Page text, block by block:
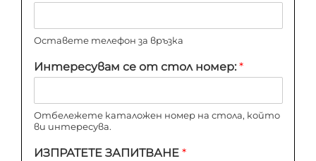
Оставете телефон за връзка
Интересувам се от стол номер: *
Отбележете каталожен номер на стола, който
ви интересува.
ИЗПРАТЕТЕ ЗАПИТВАНЕ *